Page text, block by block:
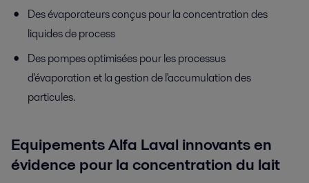
Des évaporateurs conçus pour la concentration des
liquides de process
Des pompes optimisées pour les processus
d'évaporation et la gestion de l'accumulation des
particules.
Equipements Alfa Laval innovants en
évidence pour la concentration du lait